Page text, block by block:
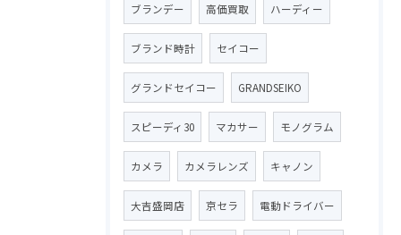
ブランデー 高価買取 ハーディー
ブランド時計 セイコー
グランドセイコー GRANDSEIKO
スピーディ30 マカサー モノグラム
カメラ カメラレンズ キャノン
大吉盛岡店 京セラ 電動ドライバー